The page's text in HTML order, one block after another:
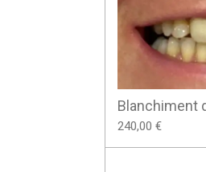
Blanchiment
240,00 €